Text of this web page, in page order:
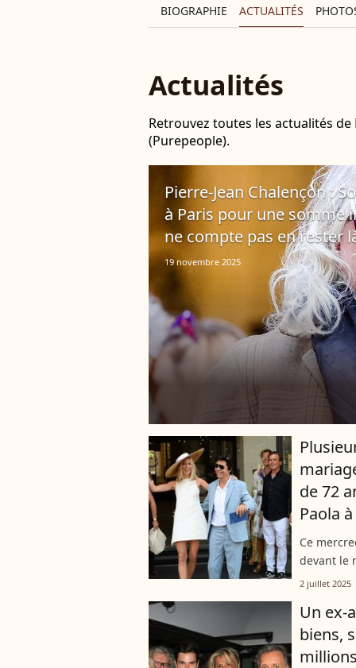
BIOGRAPHIE ACTUALITÉS
Actualités
Retrouvez toutes les actualités de
(Purepeople).
Pierre-Jean Chalençon :
à Paris pour une somme
ne compte pas en rester
19 novembre 2025
de 72
Paola
Ce
devant le
fiancée
2 juillet 2025
Un ex-
biens,